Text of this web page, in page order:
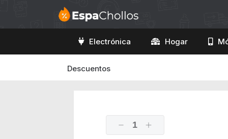
Electrónica Hogar
Descuentos
1